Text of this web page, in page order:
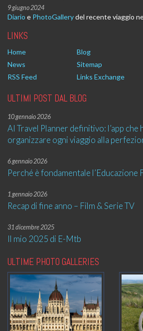
9 giugno 2024
Diario e PhotoGallerydel recente viaggio
LINKS
Home Blog
News
Sitemap
RSS Feed
Links Exchange
ULTIMI POST DAL BLOG
10 gennaio 2026
AI Travel Planner definitivo: l’app che
organizzare ogni viaggio alla
6 gennaio 2026
Perché è fondamentale l’Educazione
1 gennaio 2026
Recap di fine anno – Film & Serie TV
31 dicembre 2025
Il mio 2025 di E-Mtb
ULTIME PHOTO GALLERIES